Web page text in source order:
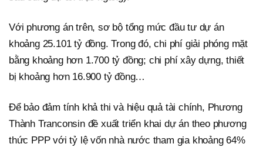
Với phương án trên, sơ bộ tổng mức đầu tư dự án
khoảng 25.101 tỷ đồng. Trong đó, chi phí giải phóng mặt
bằng khoảng hơn 1.700 tỷ đồng; chi phí xây dựng, thiết
bị khoảng hơn 16.900 tỷ đồng…
Để bảo đảm tính khả thi và hiệu quả tài chính, Phương
Thành Tranconsin đề xuất triển khai dự án theo phương
thức PPP với tỷ lệ vốn nhà nước tham gia khoảng 64%